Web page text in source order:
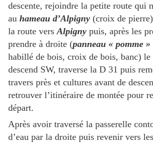
descente, rejoindre la petite route qui
au hameau d’Alpigny (croix de
la route versAlpigny puis, après les
prendre à droite (panneau « pomme »
habillé de bois, croix de bois, banc) le
descend SW, traverse la D 31 puis
travers près et cultures avant de
retrouver l’itinéraire de montée pour
départ.
Après avoir traversé la passerelle
d’eau par la droite puis revenir vers